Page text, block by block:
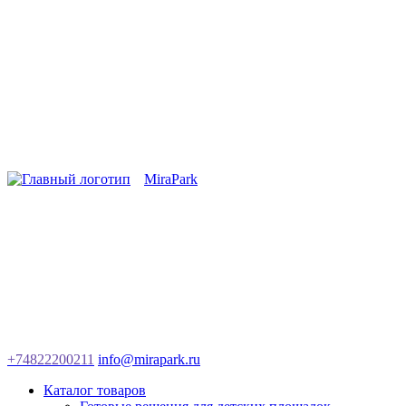
MiraPark
+74822200211 info@mirapark.ru
Каталог товаров